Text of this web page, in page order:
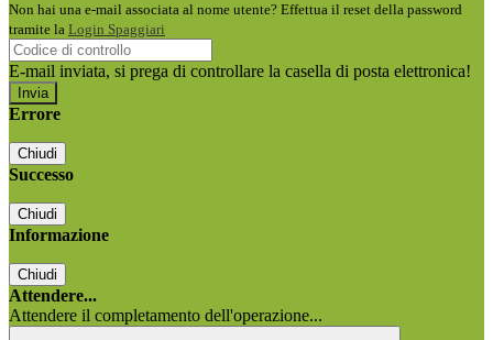
Non hai una e-mail associata al nome utente? Effettua il reset della password
tramite la Login Spaggiari
E-mail inviata, si prega di controllare la casella di posta elettronica!
Errore
Chiudi
Successo
Chiudi
Informazione
Chiudi
Attendere...
Attendere il completamento dell'operazione...